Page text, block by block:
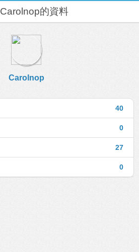
Carolnop的資料
Carolnop
40
0
27
0